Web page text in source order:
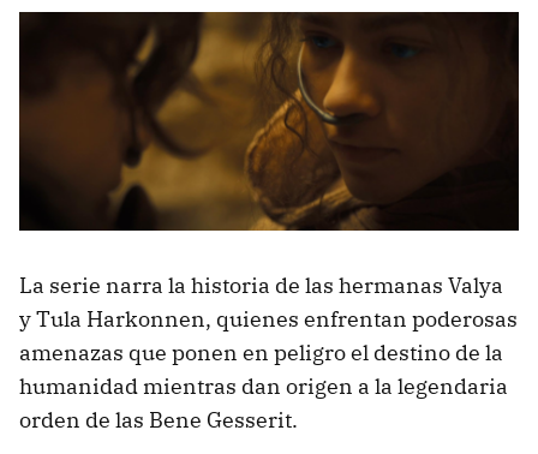
La serie narra la historia de las hermanas Valya
y Tula Harkonnen, quienes enfrentan poderosas
amenazas que ponen en peligro el destino de la
humanidad mientras dan origen a la legendaria
orden de las Bene Gesserit.